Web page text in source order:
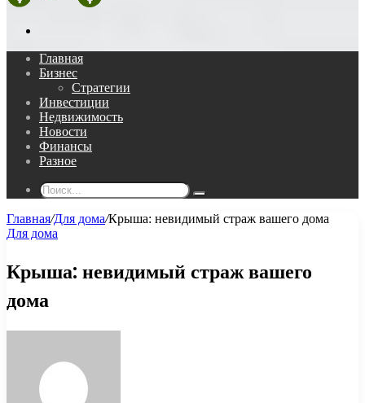
Главная
Бизнес
Стратегии
Инвестиции
Недвижимость
Новости
Финансы
Разное
Поиск...
Главная/Для дома/Крыша: невидимый страж вашего дома
Для дома
Крыша: невидимый страж вашего
дома